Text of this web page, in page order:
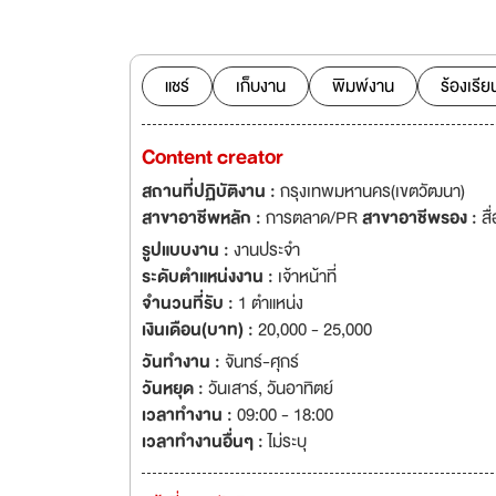
เด็นทัล กรุ๊ป เปิ
รองรับการเติมโ
2664-2157#106
ได้ที่ http://
อกสไมล์ เด็นทัล ก
แชร์ เก็บงาน พิมพ์งาน ร้องเรี
Content creator
สถานที่ปฏิบัติงาน :กรุงเทพมหานคร(เขตวัฒนา)
สาขาอาชีพหลัก :การตลาด/PRสาขาอาชีพรอง :สื่
รูปแบบงาน :งานประจำ
ระดับตำแหน่งงาน : เจ้าหน้าที่
จำนวนที่รับ : 1 ตำแหน่ง
เงินเดือน(บาท) :20,000 - 25,000
วันทำงาน : จันทร์-ศุกร์
วันหยุด :วันเสาร์,วันอาทิตย์
เวลาทำงาน :09:00 - 18:00
เวลาทำงานอื่นๆ :ไม่ระบุ